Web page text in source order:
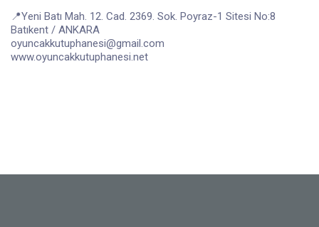
📍Yeni Batı Mah. 12. Cad. 2369. Sok. Poyraz-1 Sitesi No:8
Batıkent / ANKARA
oyuncakkutuphanesi@gmail.com
www.oyuncakkutuphanesi.net